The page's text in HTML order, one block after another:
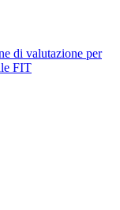
di valutazione per
FIT